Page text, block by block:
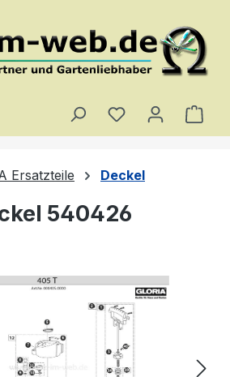
Du hast 0
Ersatzteile Deckel
540426